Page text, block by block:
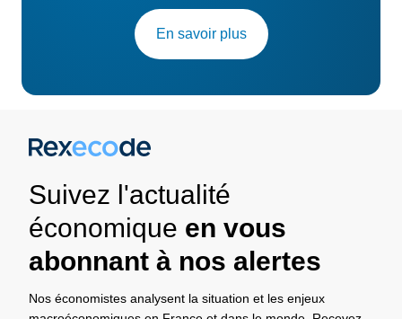
En savoir plus
Suivez l'actualité
économique en vous
abonnant à nos alertes
Nos économistes analysent la situation et les enjeux